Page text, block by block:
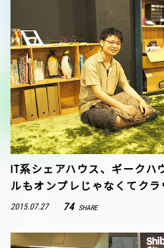
IT系シェアハウス、ギークハ
ルもオンプレじゃなくてクラ
2015.07.27 74 SHARE